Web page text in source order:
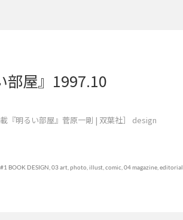
部屋』1997.10
載『明るい部屋』菅原一剛 | 双葉社］ design
#1 BOOK DESIGN 03 art, photo, illust, comic 04 magazine, editorial